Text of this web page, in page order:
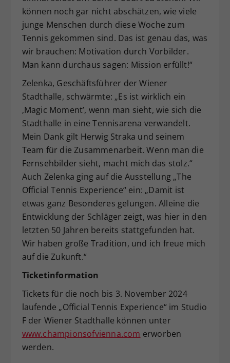
können noch gar nicht abschätzen, wie viele
junge Menschen durch diese Woche zum
Tennis gekommen sind. Das ist genau das, was
wir brauchen: Motivation durch Vorbilder.
Man kann durchaus sagen: Mission erfüllt!“
Zelenka, Geschäftsführer der Wiener
Stadthalle, schwärmte: „Es ist wirklich ein
‚Magic Moment’, wenn man sieht, wie sich die
Stadthalle in eine Tennisarena verwandelt.
Mein Dank gilt Herwig Straka und seinem
Team für die Zusammenarbeit. Wenn man die
Fernsehbilder sieht, macht mich das stolz.“
Auch Zelenka ging auf die Ausstellung „The
Official Tennis Experience“ ein: „Damit ist
etwas ganz Besonderes gelungen. Alleine die
Entwicklung der Schläger zeigt, was hier in den
letzten 50 Jahren bereits stattgefunden hat.
Wir haben große Tradition, und ich freue mich
auf die Zukunft.“
Ticketinformation
Tickets für die noch bis 3. November 2024
laufende „Official Tennis Experience“ im Studio
F der Wiener Stadthalle können unter
www.championsofvienna.com erworben
werden.